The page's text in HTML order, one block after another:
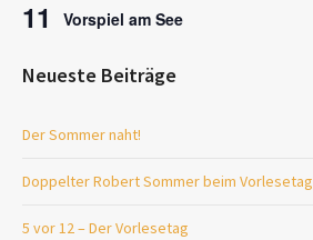
11 Vorspiel am See
Neueste Beiträge
Der Sommer naht!
Doppelter Robert Sommer beim Vorlesetag
5 vor 12 – Der Vorlesetag